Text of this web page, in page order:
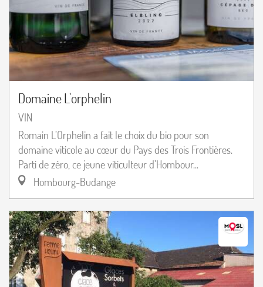
Domaine L'orphelin
VIN
Romain L’Orphelin a fait le choix du bio pour son
domaine viticole au cœur du Pays des Trois Frontières.
Parti de zéro, ce jeune viticulteur d’Hombour...
Hombourg-Budange